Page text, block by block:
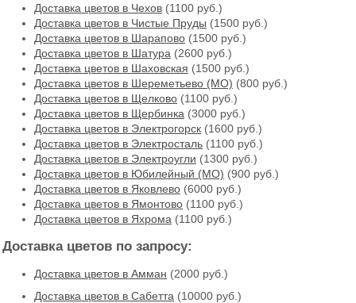
Доставка цветов в Чехов (1100 руб.)
Доставка цветов в Чистые Пруды (1500 руб.)
Доставка цветов в Шарапово (1500 руб.)
Доставка цветов в Шатура (2600 руб.)
Доставка цветов в Шаховская (1500 руб.)
Доставка цветов в Шереметьево (МО) (800 руб.)
Доставка цветов в Щелково (1100 руб.)
Доставка цветов в Щербинка (3000 руб.)
Доставка цветов в Электрогорск (1600 руб.)
Доставка цветов в Электросталь (1100 руб.)
Доставка цветов в Электроугли (1300 руб.)
Доставка цветов в Юбилейный (МО) (900 руб.)
Доставка цветов в Яковлево (6000 руб.)
Доставка цветов в Ямонтово (1100 руб.)
Доставка цветов в Яхрома (1100 руб.)
Доставка цветов по запросу:
Доставка цветов в Амман (2000 руб.)
Доставка цветов в Cабетта (10000 руб.)